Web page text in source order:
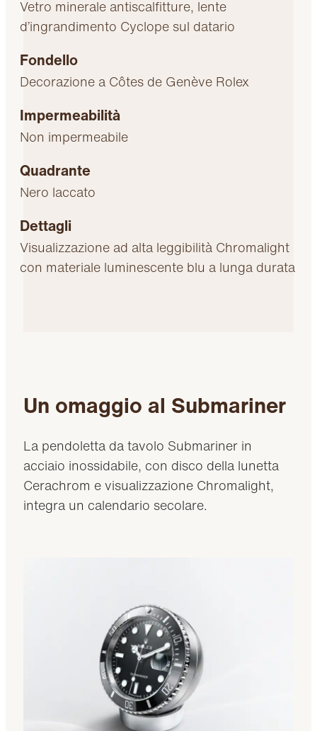
Vetro minerale antiscalfitture, lente
d’ingrandimento Cyclope sul datario
Fondello
Decorazione a Côtes de Genève Rolex
Impermeabilità
Non impermeabile
Quadrante
Nero laccato
Dettagli
Visualizzazione ad alta leggibilità Chromalight
con materiale luminescente blu a lunga durata
Un omaggio al Submariner
La pendoletta da tavolo Submariner in
acciaio inossidabile, con disco della lunetta
Cerachrom e visualizzazione Chromalight,
integra un calendario secolare.